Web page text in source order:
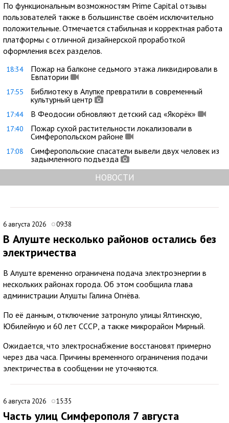
По функциональным возможностям Prime Capital отзывы
пользователей также в большинстве своём исключительно
положительные. Отмечается стабильная и корректная работа
платформы с отличной дизайнерской проработкой
оформления всех разделов.
18:34
Пожар на балконе седьмого этажа ликвидировали в
Евпатории
17:55
Библиотеку в Алупке превратили в современный
культурный центр
17:44 В Феодосии обновляют детский сад «Якорёк»
17:40
Пожар сухой растительности локализовали в
Симферопольском районе
17:08
Симферопольские спасатели вывели двух человек из
задымленного подъезда
НОВОСТИ
6 августа 2026 09:38
В Алуште несколько районов остались без
электричества
В Алуште временно ограничена подача электроэнергии в
нескольких районах города. Об этом сообщила глава
администрации Алушты Галина Огнёва.
По её данным, отключение затронуло улицы Ялтинскую,
Юбилейную и 60 лет СССР, а также микрорайон Мирный.
Ожидается, что электроснабжение восстановят примерно
через два часа. Причины временного ограничения подачи
электричества в сообщении не уточняются.
6 августа 2026 15:35
Часть улиц Симферополя 7 августа